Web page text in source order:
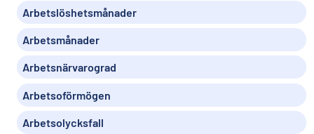
Arbetslöshetsmånader
Arbetsmånader
Arbetsnärvarograd
Arbetsoförmögen
Arbetsolycksfall